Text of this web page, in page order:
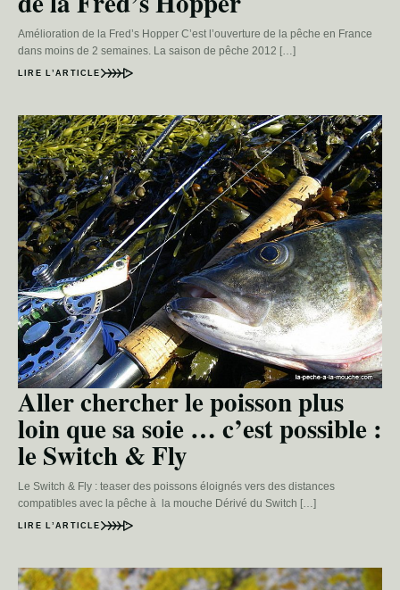
Amélioration de la Fred’s Hopper C’est l’ouverture de la pêche en France
dans moins de 2 semaines. La saison de pêche 2012 […]
LIRE L’ARTICLE
Aller chercher le poisson plus
loin que sa soie … c’est possible :
le Switch & Fly
Le Switch & Fly : teaser des poissons éloignés vers des distances
compatibles avec la pêche à la mouche Dérivé du Switch […]
LIRE L’ARTICLE